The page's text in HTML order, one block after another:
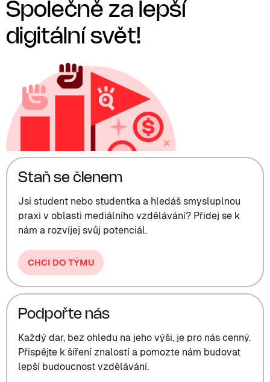
Společně za lepší
digitální svět!
Staň se členem
Jsi student nebo studentka a hledáš smysluplnou
praxi v oblasti mediálního vzdělávání? Přidej se k
nám a rozvíjej svůj potenciál.
CHCI DO TÝMU
Podpořte nás
Každý dar, bez ohledu na jeho výši, je pro nás cenný.
Přispějte k šíření znalostí a pomozte nám budovat
lepší budoucnost vzdělávání.